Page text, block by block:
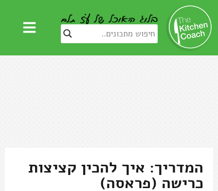
המדריך: איך להכין קציצות
כרישה (פראסה)